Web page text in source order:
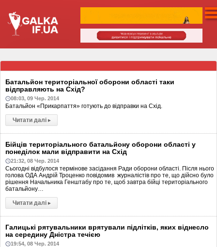
Батальйон територіальної оборони області таки
відправляють на Схід?
08:03, 09 Чер. 2014
Батальйон «Прикарпаття» готують до відправки на Схід.
Читати далі ▸
Бійців територіального батальйону оборони області у
понеділок мали відправити на Схід
21:32, 08 Чер. 2014
Сьогодні відбулося термінове засідання Ради оборони області. Після нього
голова ОДА Андрій Троценко повідомив журналістів про те, що дійсно було
рішення Начальника Генштабу про те, щоб завтра бійці територіального
батальйону…
Читати далі ▸
Галицькі рятувальники врятували підлітків, яких віднесло
на середину Дністра течією
19:54, 08 Чер. 2014